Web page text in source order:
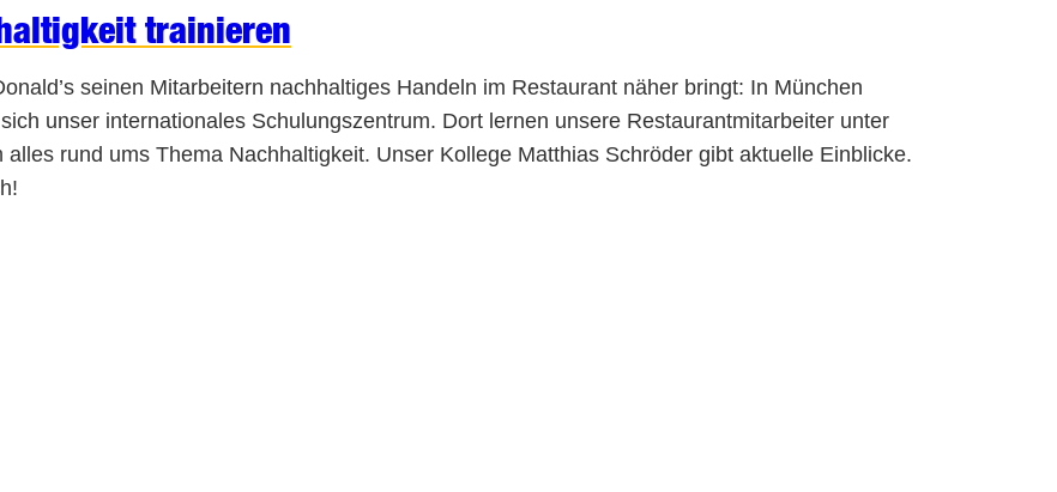
trainieren
seinen Mitarbeitern nachhaltiges Handeln im Restaurant näher bringt: In München
unser internationales Schulungszentrum. Dort lernen unsere Restaurantmitarbeiter unter
alles rund ums Thema Nachhaltigkeit. Unser Kollege Matthias Schröder gibt aktuelle Einblicke.